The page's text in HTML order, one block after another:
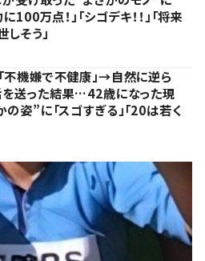
100万点！」「シゴデキ！！」「将来
しそう」
不機嫌で不健康」→自然に逆ら
送った結果…42歳になった現
姿”に「スゴすぎる」「20は若く